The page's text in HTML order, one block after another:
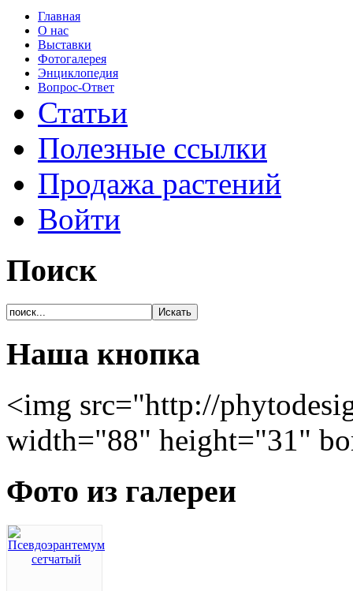
Главная
О нас
Выставки
Фотогалерея
Энциклопедия
Вопрос-Ответ
Статьи
Полезные ссылки
Продажа растений
Войти
Поиск
Наша кнопка
<img src="http://
width="88" height="31"
Фото из галереи